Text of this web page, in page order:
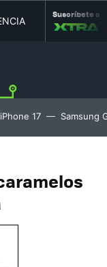
MOVILIDAD
Suscríbete a
iPhone 17 Samsung